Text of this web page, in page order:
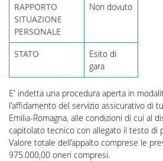
RAPPORTO
SITUAZIONE
PERSONALE
Non dovuto
STATO
Esito di
gara
E' indetta una procedura aperta in
l'affidamento del servizio assicurativo di
Emilia-Romagna, alle condizioni di cui al
capitolato tecnico con allegato il testo di
Valore totale dell’appalto comprese le
975.000,00 oneri compresi.